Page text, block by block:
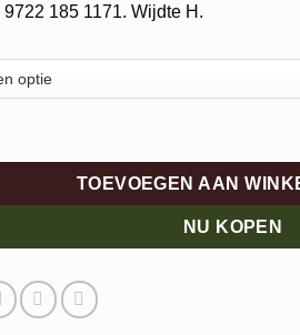
185 1171. Wijdte H.
TOEVOEGEN AAN
NU KOPEN